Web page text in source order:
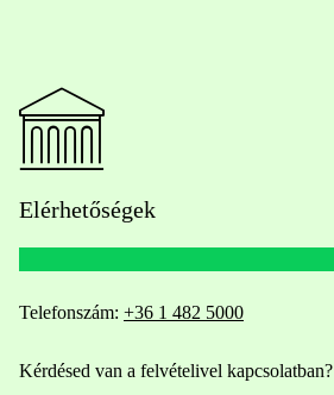
Elérhetőségek
Telefonszám: +36 1 482 5000
Kérdésed van a felvételivel kapcsolatban?